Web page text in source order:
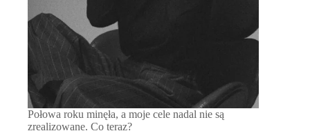
Połowa roku minęła, a moje cele nadal nie są
zrealizowane. Co teraz?